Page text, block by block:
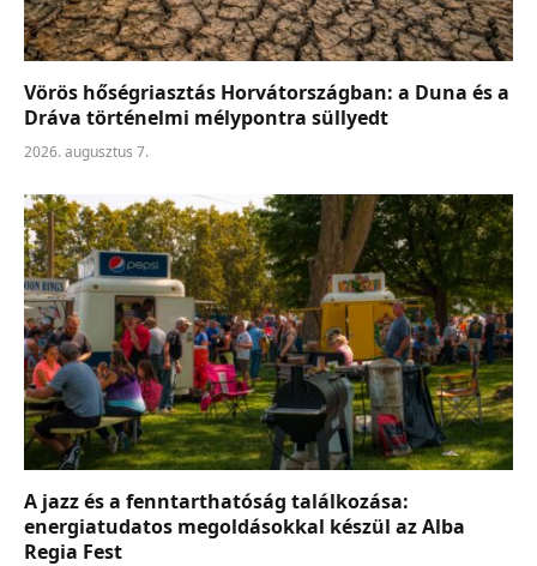
Vörös hőségriasztás Horvátországban: a Duna és a
Dráva történelmi mélypontra süllyedt
2026. augusztus 7.
A jazz és a fenntarthatóság találkozása:
energiatudatos megoldásokkal készül az Alba
Regia Fest